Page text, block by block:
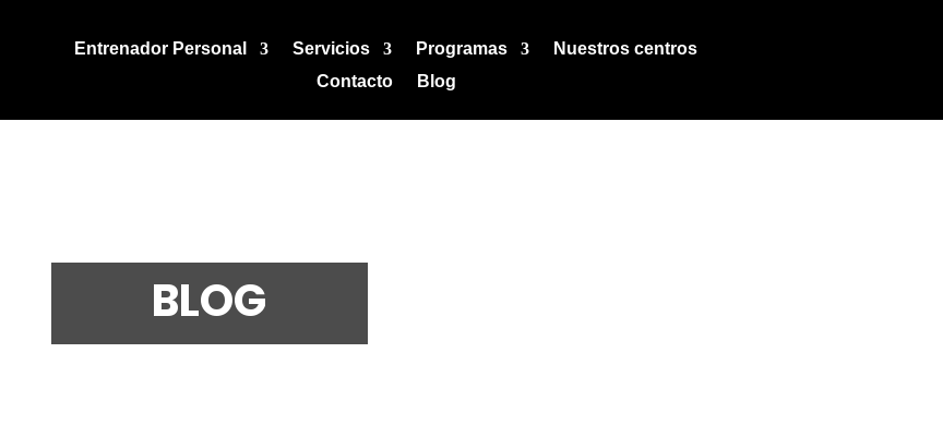
Entrenador Personal Servicios Programas
Nuestros centros
Contacto
Blog
BLOG